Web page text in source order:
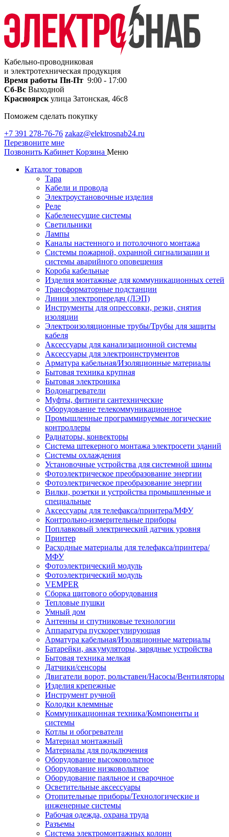
Кабельно-проводниковая
и электротехническая продукция
Время работы Пн-Пт 9:00 - 17:00
Сб-Вс Выходной
Красноярск улица Затонская, 46с8
Поможем сделать покупку
+7 391 278-76-76 zakaz@elektrosnab24.ru
Перезвоните мне
Позвонить Кабинет Корзина Меню
Каталог товаров
Тара
Кабели и провода
Электроустановочные изделия
Реле
Кабеленесущие системы
Светильники
Лампы
Каналы настенного и потолочного монтажа
Системы пожарной, охранной сигнализации и
системы аварийного оповещения
Короба кабельные
Изделия монтажные для коммуникационных сетей
Трансформаторные подстанции
Линии электропередач (ЛЭП)
Инструменты для опрессовки, резки, снятия
изоляции
Электроизоляционные трубы/Трубы для защиты
кабеля
Аксессуары для канализационной системы
Аксессуары для электроинструментов
Арматура кабельная/Изоляционные материалы
Бытовая техника крупная
Бытовая электроника
Водонагреватели
Муфты, фитинги сантехнические
Оборудование телекоммуникационное
Промышленные программируемые логические
контроллеры
Радиаторы, конвекторы
Система штекерного монтажа электросети зданий
Системы охлаждения
Установочные устройства для системной шины
Фотоэлектрическое преобразование энергии
Фотоэлектрическое преобразование энергии
Вилки, розетки и устройства промышленные и
специальные
Аксессуары для телефакса/принтера/МФУ
Контрольно-измерительные приборы
Поплавковый электрический датчик уровня
Принтер
Расходные материалы для телефакса/принтера/
МФУ
Фотоэлектрический модуль
Фотоэлектрический модуль
VEMPER
Сборка щитового оборудования
Тепловые пушки
Умный дом
Антенны и спутниковые технологии
Аппаратура пускорегулирующая
Арматура кабельная/Изоляционные материалы
Батарейки, аккумуляторы, зарядные устройства
Бытовая техника мелкая
Датчики/сенсоры
Двигатели ворот, рольставен/Насосы/Вентиляторы
Изделия крепежные
Инструмент ручной
Колодки клеммные
Коммуникационная техника/Компоненты и
системы
Котлы и обогреватели
Материал монтажный
Материалы для подключения
Оборудование высоковольтное
Оборудование низковольтное
Оборудование паяльное и сварочное
Осветительные аксессуары
Отопительные приборы/Технологические и
инженерные системы
Рабочая одежда, охрана труда
Разъемы
Система электромонтажных колонн